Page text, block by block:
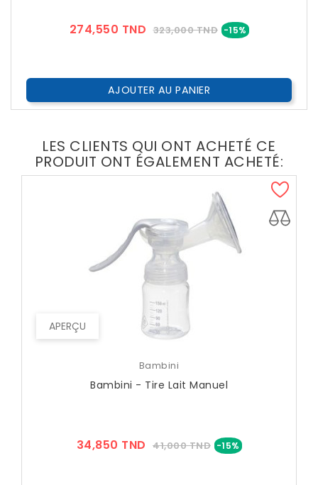
274,550 TND Prix
323,000 TND -15% Prix
AJOUTER AU PANIER
LES CLIENTS QUI ONT ACHETÉ CE
PRODUIT ONT ÉGALEMENT ACHETÉ:
APERÇU
Bambini
Bambini - Tire Lait Manuel
34,850 TND Prix
41,000 TND -15% Prix